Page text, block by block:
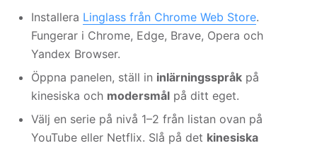
Installera Linglass från Chrome Web Store.
Fungerar i Chrome, Edge, Brave, Opera och
Yandex Browser.
Öppna panelen, ställ in inlärningsspråk på
kinesiska och modersmål på ditt eget.
Välj en serie på nivå 1–2 från listan ovan på
YouTube eller Netflix. Slå på det kinesiska